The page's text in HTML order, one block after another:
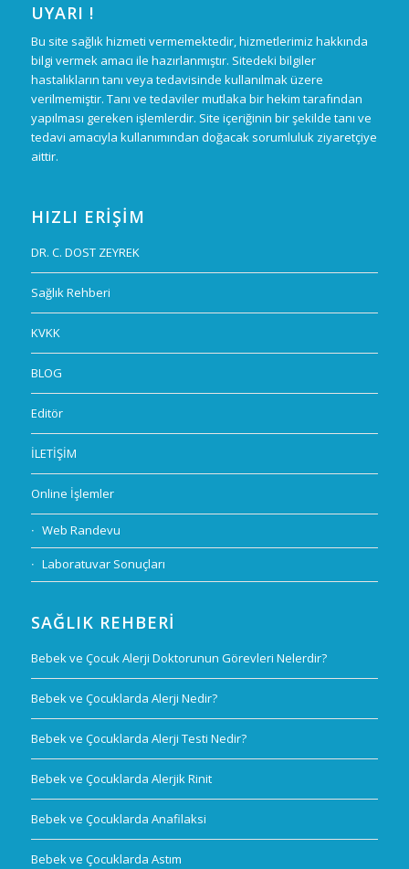
UYARI !
Bu site sağlık hizmeti vermemektedir, hizmetlerimiz hakkında
bilgi vermek amacı ile hazırlanmıştır. Sitedeki bilgiler
hastalıkların tanı veya tedavisinde kullanılmak üzere
verilmemiştir. Tanı ve tedaviler mutlaka bir hekim tarafından
yapılması gereken işlemlerdir. Site içeriğinin bir şekilde tanı ve
tedavi amacıyla kullanımından doğacak sorumluluk ziyaretçiye
aittir.
HIZLI ERIŞIM
DR. C. DOST ZEYREK
Sağlık Rehberi
KVKK
BLOG
Editör
İLETİŞİM
Online İşlemler
Web Randevu
Laboratuvar Sonuçları
SAĞLIK REHBERI
Bebek ve Çocuk Alerji Doktorunun Görevleri Nelerdir?
Bebek ve Çocuklarda Alerji Nedir?
Bebek ve Çocuklarda Alerji Testi Nedir?
Bebek ve Çocuklarda Alerjik Rinit
Bebek ve Çocuklarda Anafilaksi
Bebek ve Çocuklarda Astım